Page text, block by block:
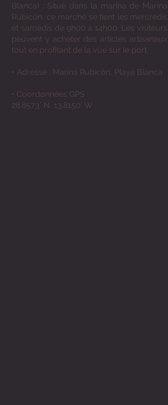
Blanca) : Situé dans la marina de Marina
Rubicón, ce marché se tient les mercredis
et samedis de 9h00 à 14h00. Les visiteurs
peuvent y acheter des articles artisanaux
tout en profitant de la vue sur le port.
• Adresse : Marina Rubicón, Playa Blanca
• Coordonnées GPS :
28.8573° N, 13.8150° W